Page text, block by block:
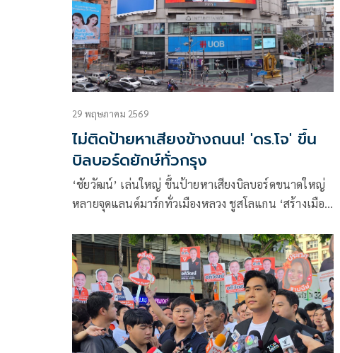
นั้น
29 พฤษภาคม 2569
ไม่ติดป้ายหาเสียงข้างถนน! 'ดร.โจ' ขึ้น
บิลบอร์ดยักษ์ทั่วกรุง
‘ชัยวัฒน์’ เล่นใหญ่ ขึ้นป้ายหาเสียงบิลบอร์ดขนาดใหญ่
หลายจุดแลนด์มาร์กทั่วเมืองหลวง ชูสโลแกน ‘สร้างเมือง